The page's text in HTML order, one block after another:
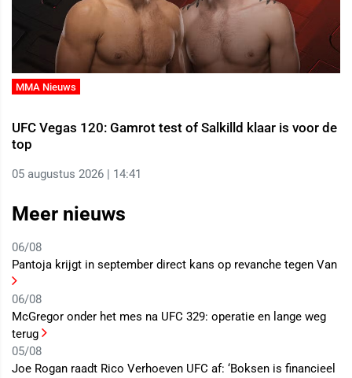
MMA Nieuws
UFC Vegas 120: Gamrot test of Salkilld klaar is voor de
top
05 augustus 2026 | 14:41
Meer nieuws
06/08
Pantoja krijgt in september direct kans op revanche tegen Van
06/08
McGregor onder het mes na UFC 329: operatie en lange weg
terug
05/08
Joe Rogan raadt Rico Verhoeven UFC af: ‘Boksen is financieel